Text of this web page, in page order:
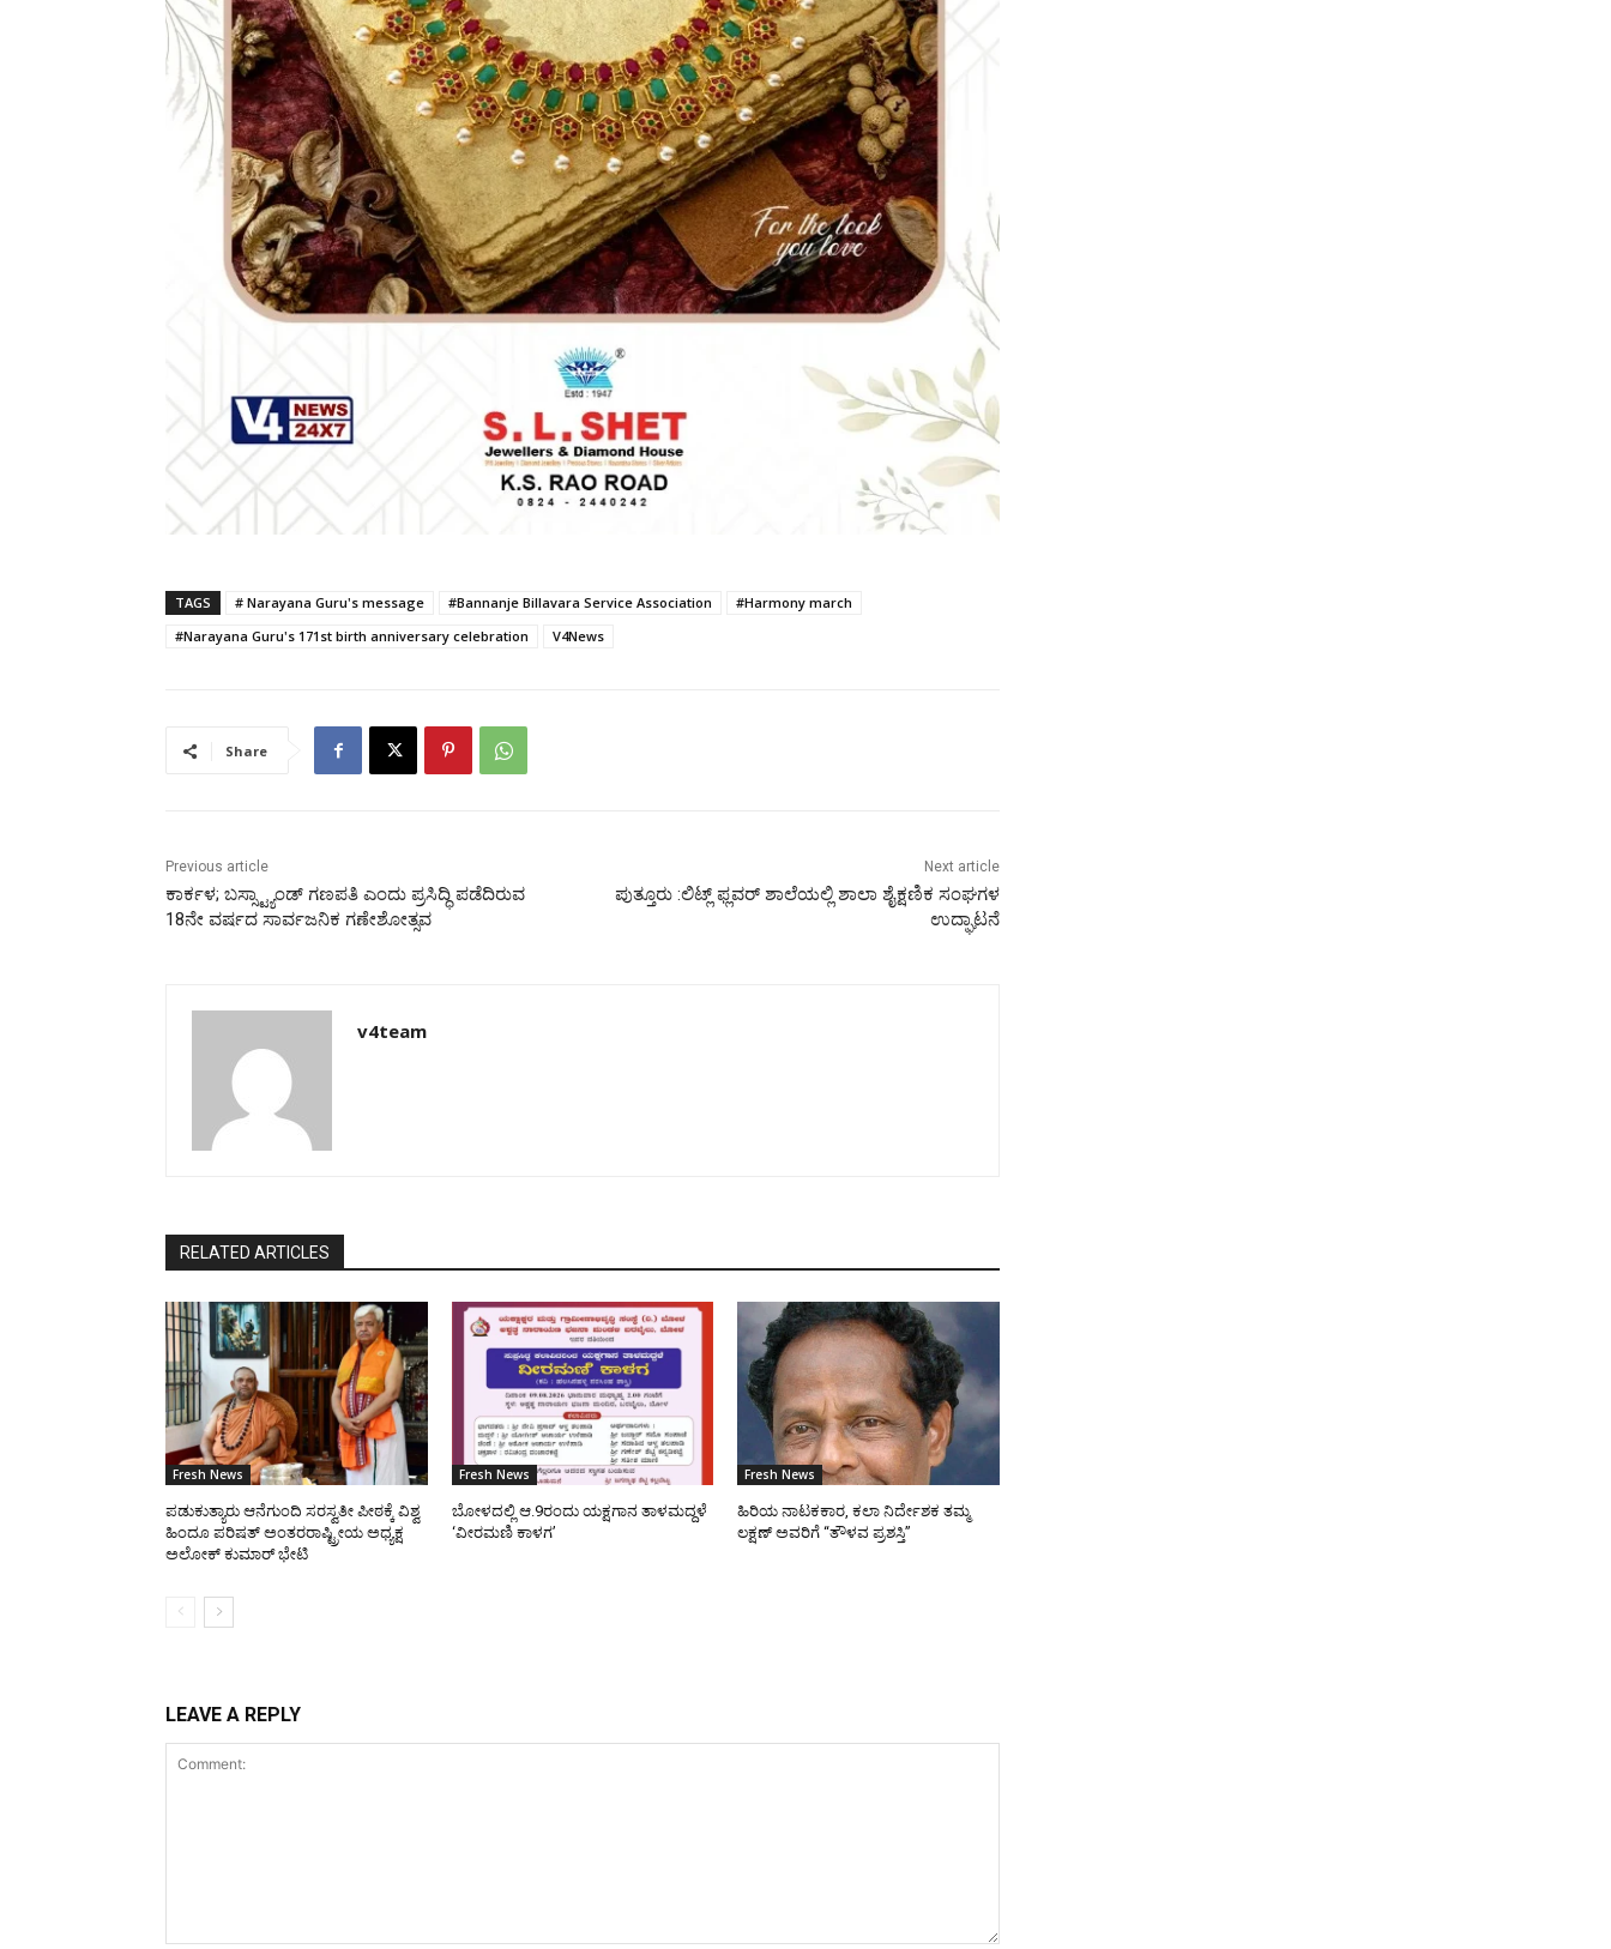
TAGS # Narayana Guru's message #Bannanje Billavara Service Association
#Harmony march
#Narayana Guru's 171st birth anniversary celebration
V4News
Share
Previous article
ಕಾರ್ಕಳ; ಬಸ್ಸ್ಟ್ಯಾಂಡ್ ಗಣಪತಿ ಎಂದು ಪ್ರಸಿದ್ಧಿ ಪಡೆದಿರುವ
18ನೇ ವರ್ಷದ ಸಾರ್ವಜನಿಕ ಗಣೇಶೋತ್ಸವ
Next article
ಪುತ್ತೂರು :ಲಿಟ್ಲ್ ಫ್ಲವರ್ ಶಾಲೆಯಲ್ಲಿ ಶಾಲಾ ಶೈಕ್ಷಣಿಕ ಸಂಘಗಳ
ಉದ್ಘಾಟನೆ
v4team
RELATED ARTICLES
Fresh News
ಪಡುಕುತ್ಯಾರು ಆನೆಗುಂದಿ ಸರಸ್ವತೀ ಪೀಠಕ್ಕೆ ವಿಶ್ವ
ಹಿಂದೂ ಪರಿಷತ್ ಅಂತರರಾಷ್ಟ್ರೀಯ ಅಧ್ಯಕ್ಷ
ಅಲೋಕ್ ಕುಮಾರ್ ಭೇಟಿ
Fresh News
ಬೋಳದಲ್ಲಿ ಆ.9ರಂದು ಯಕ್ಷಗಾನ ತಾಳಮದ್ದಳೆ
‘ವೀರಮಣಿ ಕಾಳಗ’
Fresh News
ಹಿರಿಯ ನಾಟಕಕಾರ, ಕಲಾ ನಿರ್ದೇಶಕ ತಮ್ಮ
ಲಕ್ಷಣ್ ಅವರಿಗೆ “ತೌಳವ ಪ್ರಶಸ್ತಿ”
LEAVE A REPLY